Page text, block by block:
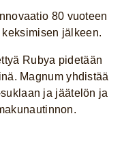
80 vuoteen
jälkeen.
Rubya pidetään
Magnum yhdistää
ja jäätelön ja